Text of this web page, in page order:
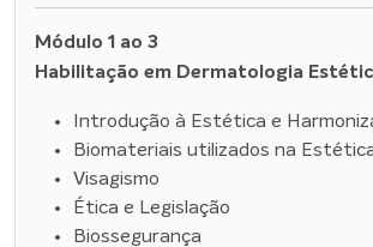
Módulo 1 ao 3
Habilitação em Dermatologia
Introdução à Estética e
Biomateriais utilizados na
Visagismo
Ética e Legislação
Biossegurança